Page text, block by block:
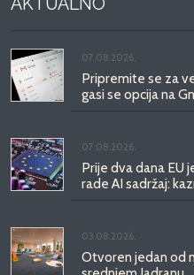
07.08.2026.
Pripremite se za
gasi se opcija na
07.08.2026.
Prije dva dana EU
rade AI sadržaj:
03.08.2026.
Otvoren jedan od